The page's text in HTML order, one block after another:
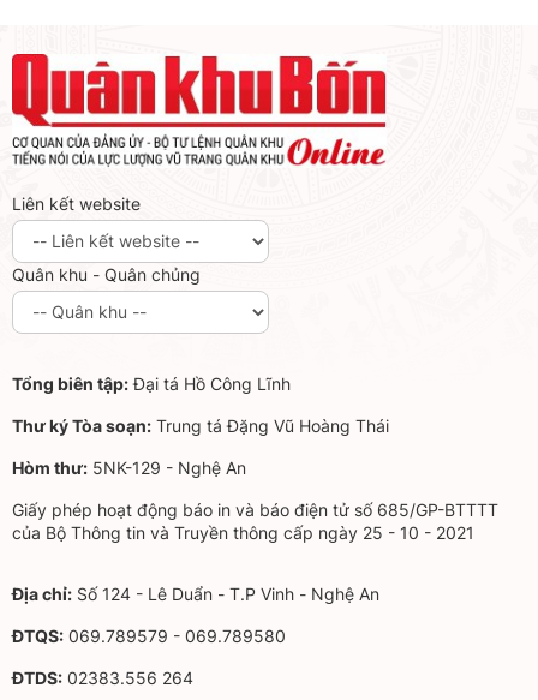
Liên kết website
Quân khu - Quân chủng
Tổng biên tập:Đại tá Hồ Công Lĩnh
Thư ký Tòa soạn: Trung tá Đặng Vũ Hoàng Thái
Hòm thư: 5NK-129 - Nghệ An
Giấy phép hoạt động báo in và báo điện tử số 685/GP-BTTTT
của Bộ Thông tin và Truyền thông cấp ngày 25 - 10 - 2021
Địa chỉ: Số 124 - Lê Duẩn - T.P Vinh - Nghệ An
ĐTQS: 069.789579 - 069.789580
ĐTDS: 02383.556 264